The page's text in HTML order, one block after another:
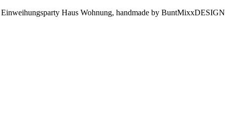
Haus Wohnung, handmade by BuntMixxDESIGN